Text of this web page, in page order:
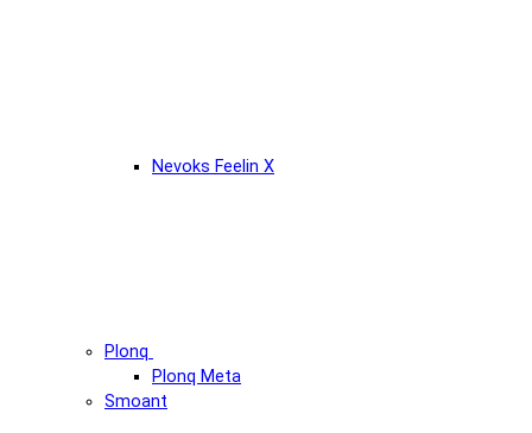
Nevoks Feelin X
Plonq
Plonq Meta
Smoant